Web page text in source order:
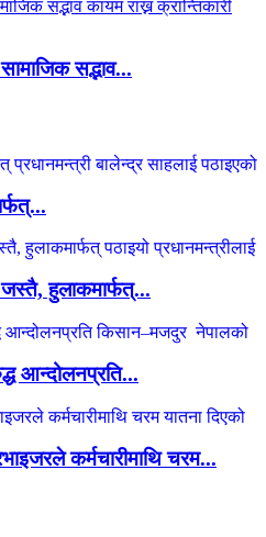
सद्भाव...
हुलाकमार्फत्...
आन्दोलनप्रति...
कर्मचारीमाथि चरम...